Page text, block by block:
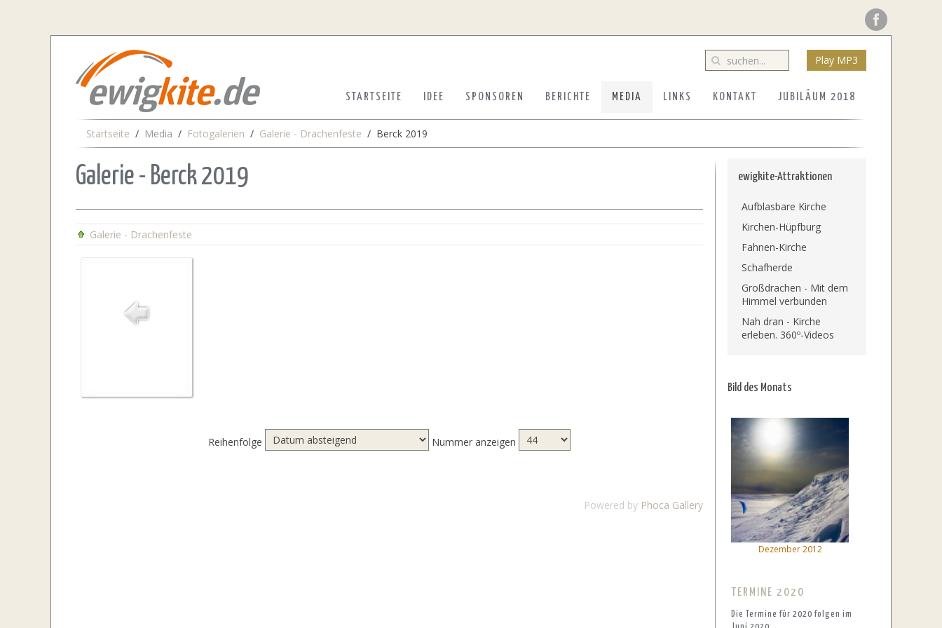
Play MP3
STARTSEITE IDEE SPONSOREN BERICHTE MEDIA LINKS KONTAKT JUBILÄUM 2018
Startseite Media Fotogalerien Galerie - Drachenfeste Berck 2019
Galerie - Berck 2019
Galerie - Drachenfeste
Reihenfolge Nummer anzeigen
Powered by Phoca Gallery
ewigkite-Attraktionen
Aufblasbare Kirche
Kirchen-Hüpfburg
Fahnen-Kirche
Schafherde
Großdrachen - Mit dem
Himmel verbunden
Nah dran - Kirche
erleben. 360º-Videos
Bild des Monats
Dezember 2012
TERMINE 2020
Die Termine für 2020 folgen im